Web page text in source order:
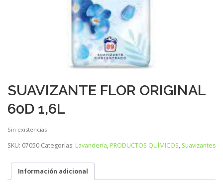
SUAVIZANTE FLOR ORIGINAL
60D 1,6L
Sin existencias
SKU: 07050 Categorías: Lavandería, PRODUCTOS QUÍMICOS, Suavizantes
Información adicional